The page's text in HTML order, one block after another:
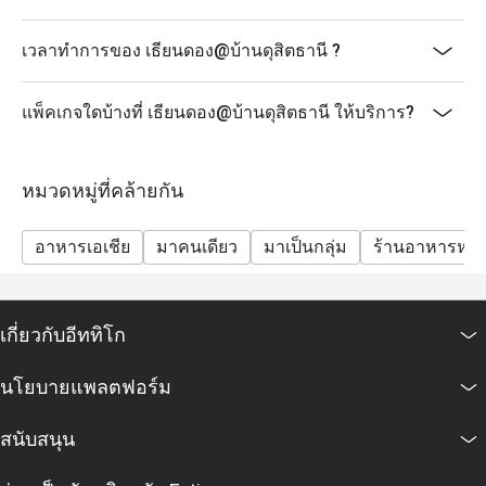
เวลาทำการของ เธียนดอง@บ้านดุสิตธานี ?
แพ็คเกจใดบ้างที่ เธียนดอง@บ้านดุสิตธานี ให้บริการ?
หมวดหมู่ที่คล้ายกัน
อาหารเอเชีย มาคนเดียว มาเป็นกลุ่ม ร้านอาหารหรู
เกี่ยวกับอีททิโก
นโยบายแพลตฟอร์ม
สนับสนุน